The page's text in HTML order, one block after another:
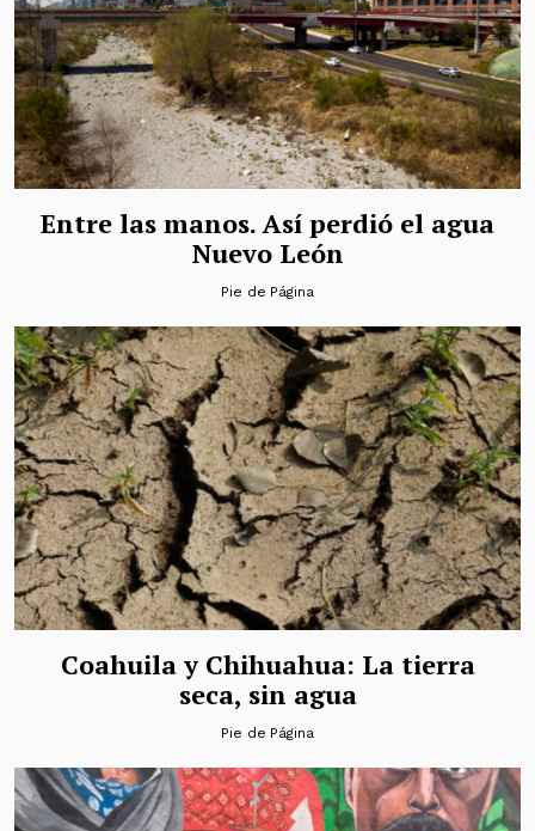
Entre las manos. Así perdió el agua
Nuevo León
Pie de Página
Coahuila y Chihuahua: La tierra
seca, sin agua
Pie de Página